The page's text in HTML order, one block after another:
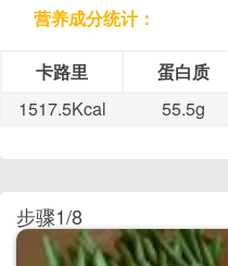
营养成分统计：
卡路里 蛋白质
1517.5Kcal
55.5g
步骤1/8